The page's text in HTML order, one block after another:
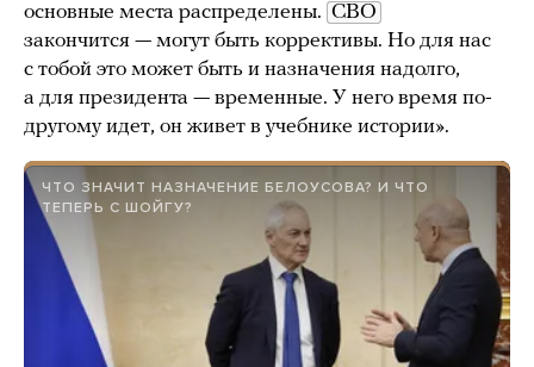
основные места распределены. СВО
закончится — могут быть коррективы. Но для нас
с тобой это может быть и назначения надолго,
а для президента — временные. У него время по-
другому идет, он живет в учебнике истории».
ЧТО ЗНАЧИТ НАЗНАЧЕНИЕ БЕЛОУСОВА? И ЧТО
ТЕПЕРЬ С ШОЙГУ?